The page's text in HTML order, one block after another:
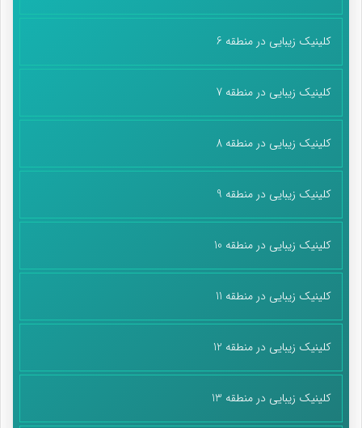
کلینیک زیبایی در منطقه 6
کلینیک زیبایی در منطقه 7
کلینیک زیبایی در منطقه 8
کلینیک زیبایی در منطقه 9
کلینیک زیبایی در منطقه 10
کلینیک زیبایی در منطقه 11
کلینیک زیبایی در منطقه 12
کلینیک زیبایی در منطقه 13